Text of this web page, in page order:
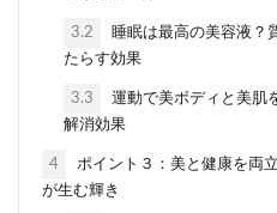
3.2
睡眠は最高の美容液？
たらす効果
3.3
運動で美ボディと美肌
解消効果
4
ポイント３：美と健康を両
が生む輝き